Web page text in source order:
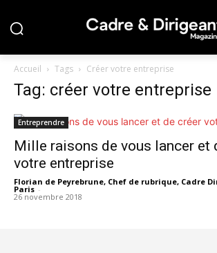
Accueil Tags Créer votre entreprise
Tag: créer votre entreprise
Entreprendre
Mille raisons de vous lancer et
votre entreprise
Florian de Peyrebrune, Chef de rubrique, Cadre
Paris -
26 novembre 2018